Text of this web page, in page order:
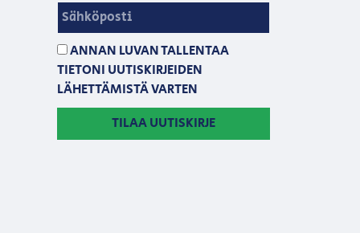
ANNAN LUVAN TALLENTAA
TIETONI UUTISKIRJEIDEN
LÄHETTÄMISTÄ VARTEN
TILAA UUTISKIRJE